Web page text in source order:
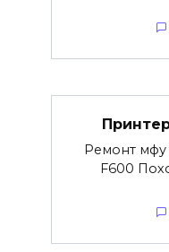
Ремонт мфу
F600